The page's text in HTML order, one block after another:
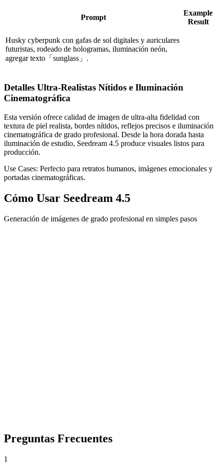
Prompt
Example
Result
Husky cyberpunk con gafas de sol digitales y auriculares
futuristas, rodeado de hologramas, iluminación neón,
agregar texto「sunglass」.
Detalles Ultra-Realistas Nítidos e Iluminación
Cinematográfica
Esta versión ofrece calidad de imagen de ultra-alta fidelidad con
textura de piel realista, bordes nítidos, reflejos precisos e iluminación
cinematográfica de grado profesional. Desde la hora dorada hasta
iluminación de estudio, Seedream 4.5 produce visuales listos para
producción.
Use Cases: Perfecto para retratos humanos, imágenes emocionales y
portadas cinematográficas.
Cómo Usar Seedream 4.5
Generación de imágenes de grado profesional en simples pasos
Preguntas Frecuentes
1